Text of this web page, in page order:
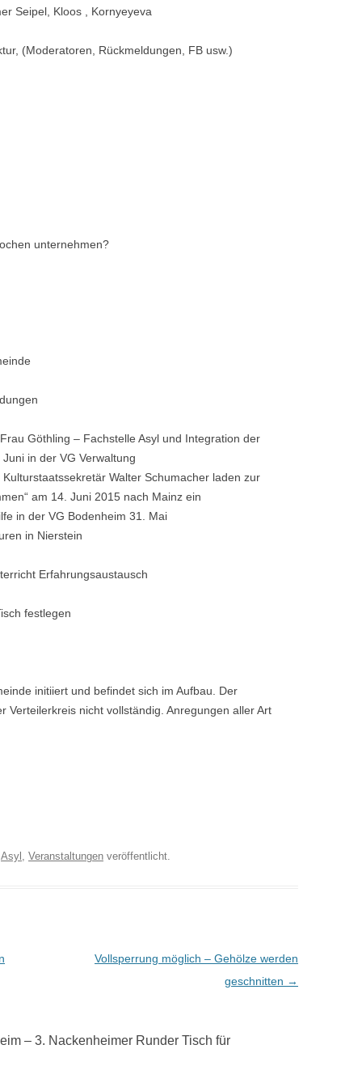
Seipel, Kloos , Kornyeyeva
(Moderatoren, Rückmeldungen, FB usw.)
unternehmen?
Göthling – Fachstelle Asyl und Integration der
in der VG Verwaltung
Walter Schumacher laden zur
am 14. Juni 2015 nach Mainz ein
in der VG Bodenheim 31. Mai
in Nierstein
Erfahrungsaustausch
festlegen
initiiert und befindet sich im Aufbau. Der
Verteilerkreis nicht vollständig. Anregungen aller Art
Asyl , Veranstaltungen veröffentlicht.
Vollsperrung möglich – Gehölze werden
geschnitten →
– 3. Nackenheimer Runder Tisch für